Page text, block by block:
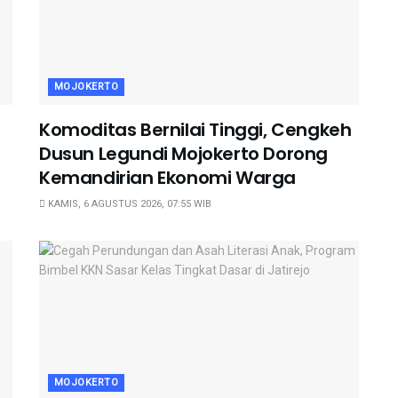
MOJOKERTO
Komoditas Bernilai Tinggi, Cengkeh
Dusun Legundi Mojokerto Dorong
Kemandirian Ekonomi Warga
KAMIS, 6 AGUSTUS 2026, 07:55 WIB
MOJOKERTO